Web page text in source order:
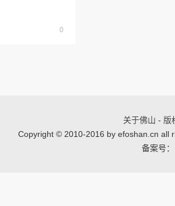
0
关于佛山 - 版
Copyright © 2010-2016 by efoshan.cn all
备案号